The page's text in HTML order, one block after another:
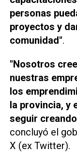
personas
proyectos y
comunidad".
"Nosotros
nuestras
los
la provincia, y
seguir
concluyó el
X (ex Twitter).